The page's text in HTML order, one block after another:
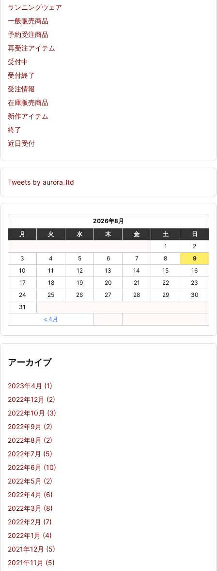
ランニングウェア
一般販売商品
予約受注商品
再受注アイテム
受付中
受付終了
受注情報
在庫販売商品
新作アイテム
終了
近日受付
Tweets by aurora_ltd
2026年8月
月
火 水 木 金 土 日
« 4月
1
2
3
4 5 6 7 8
9
10
11 12 13 14 15
16
17
18 19 20 21 22
23
24
25 26 27 28 29
30
31
アーカイブ
2023年4月 (1)
2022年12月 (2)
2022年10月 (3)
2022年9月 (2)
2022年8月 (2)
2022年7月 (5)
2022年6月 (10)
2022年5月 (2)
2022年4月 (6)
2022年3月 (8)
2022年2月 (7)
2022年1月 (4)
2021年12月 (5)
2021年11月 (5)